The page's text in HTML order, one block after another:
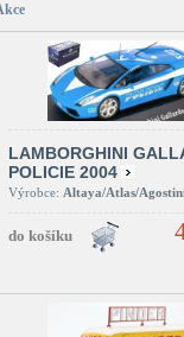
LAMBORGHINI
POLICIE 2004
Výrobce: Altaya/Atlas/